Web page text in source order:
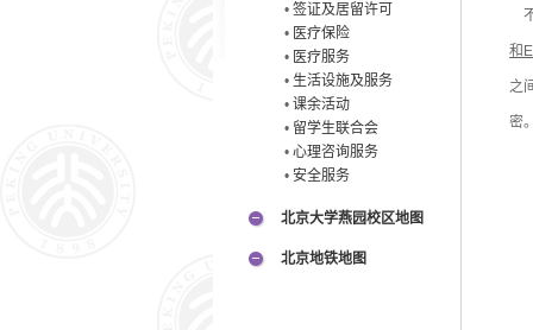
• 签证及居留许可
• 医疗保险
• 医疗服务
• 生活设施及服务
• 课余活动
• 留学生联合会
• 心理咨询服务
• 安全服务
北京大学燕园校区地图
北京地铁地图
和
之
密